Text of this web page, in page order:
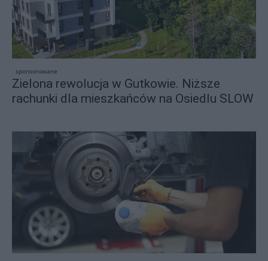
sponsorowane
Zielona rewolucja w Gutkowie. Niższe
rachunki dla mieszkańców na Osiedlu SLOW